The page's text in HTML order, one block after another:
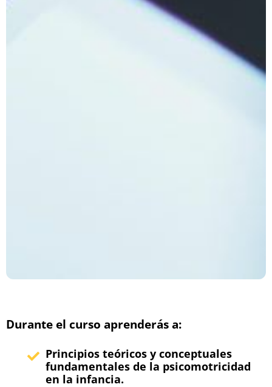
Durante el curso aprenderás a:
Principios teóricos y conceptuales
fundamentales de la psicomotricidad
en la infancia.